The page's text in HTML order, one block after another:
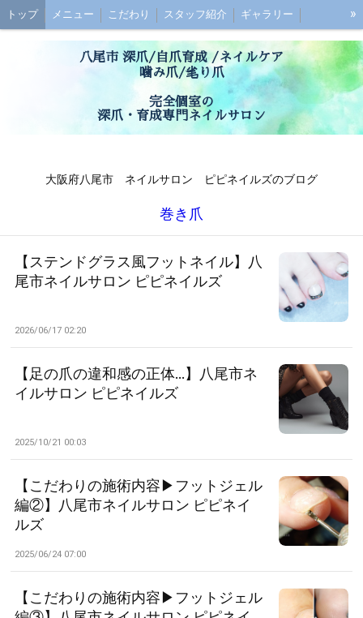
トップ メニュー こだわり スタッフ紹介 ギャラリー
初めての方へ お子様連れの方へ ご予約 最強のネイルケアとは？
アクセス お問い合わせ お客様の声
»
八尾市 深爪/自爪育成 /ネイルケア
噛み爪/毟り爪
完全個室の
深爪・育成専門ネイルサロン
大阪府八尾市 ネイルサロン ピピネイルズのブログ
巻き爪
【ステンドグラス風フットネイル】八
尾市ネイルサロン ピピネイルズ
2026/06/17 02:20
【足の爪の違和感の正体…】八尾市ネ
イルサロン ピピネイルズ
2025/10/21 00:03
【こだわりの施術内容▶フットジェル
編②】八尾市ネイルサロン ピピネイ
ルズ
2025/06/24 07:00
【こだわりの施術内容▶フットジェル